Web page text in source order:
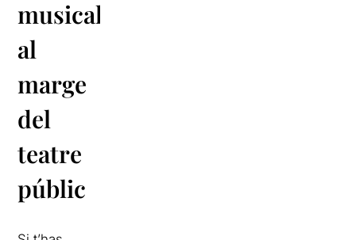
musical,
al
marge
del
teatre
públic